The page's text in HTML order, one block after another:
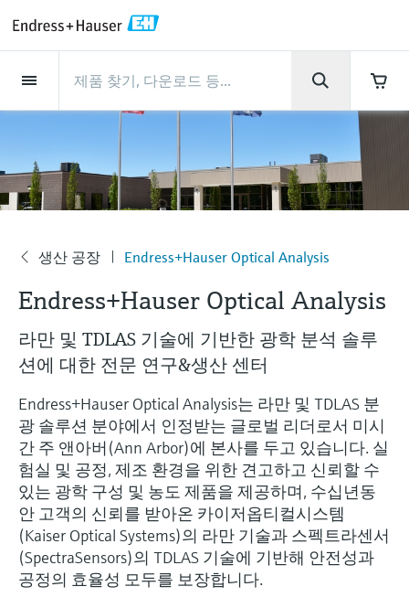
제품
Flow measurement
Level
액체 분석
온도 측정
Pressure
시스템 구성품
화학적 특성의 광학 분석
Netilion IIoT
소프트웨어
Flow measurement
전자 유량계
코리올리스 질량 유량계
초음파 유량계
볼텍스 유량계
열 질량식 유량계
Differential pressure flow
measurement
모두 쇼핑하기
Level
Radar level measurement
Vibronic point level detection
Guided radar level measurement
Ultrasonic level measurement
Capacitance level measurement
Hydrostatic level measurement
Conductive level measurement
Float switch level measurement
Radiometric level measurement
Paddle switch level measurement
액체 분석
pH sensors & transmitters
Conductivity sensors & transmitters
Turbidity sensors & transmitters
Chlorine sensors & transmitters
Oxygen sensors & transmitters
Laboratory instruments
자동 용수 샘플러
TOC, COD & SAC analyzers
ORP sensors & transmitters
Sludge level sensors & transmitters
온도 측정
Temperature transmitters
Industrial thermometers
써모웰
고온 온도계
위생 온도계
소형 온도계
온도 스위치
표면 온도계
케이블 프로브
멀티포인트 온도 센서
Pressure
Absolute and gauge pressure
measurement
정
모두 쇼핑하기
시스템 구성품
Data managers & data loggers
프로세스 디스플레이 및 컨트롤 유
게이트웨이 및 모뎀
장치 구성 태블릿
에너지 매니저 및 애플리케이션 매
니저
서지 피뢰기
모두 쇼핑하기
화학적 특성의 광학 분석
TDLAS 및 QF 분석기
Raman 분광 분석기
배출 모니터링 솔루션
입자 측정 계기
디지털 분석기 솔루션
프로세스 가스 분석기
공기질 측정 계기
연기 감지기
가시거리 측정 계기
높이 초과 감지기
Netilion IIoT
Netilion Value
Netilion Health
Netilion Analytics
Netilion Library
Netilion Inventory
Netilion Connect
Netilion Device Viewer
Netilion Water
서비스
프로젝트 및 시운전 서비스
서비스 지원 및 트레이닝
유지보수 서비스
성능 최적화 서비스
View all
프로젝트 및 시운전 서비스
계기의 시운전 서비스
산업 프로젝트 관리 서비스
워런티 연장
서비스 지원 및 트레이닝
스마트 서포트
원격 자산 모니터링
프로세스 계측 교육 과정
유지보수 서비스
검증 서비스
On-site calibration services
예방 유지보수 서비스
수리 서비스
성능 최적화 서비스
측정 성능 분석
검교정 주기 최적화
동적 설치 자산 분석
산업
식음료 산업
Water, Wastewater & Waste
Oil & Gas / Marine
Life Sciences
화학: 지속가능한 성공을 위한 파
트너십
Power & Energy
Mining, Minerals & Metals
유틸리티 - 스팀
모든 산업에 초점
지원
서비스 지원
고객 지원 - 모든 서비스를 한눈에 확인해보
세요!
각종 운영 매뉴얼과 브로셔, 소프트웨어 업데
자료를 다운로드 받으실 수 있습니다.
배우기
교육 자료
엔드레스하우저가 제공하는 교육 자료를 통
해 역량을 강화하세요
전시회 및 세미나
엔드레스하우저는 온/오프라인 세미나, 전시
회, 트레이닝 등 고객 여러분과의 원활한 소
통을 위해 다양한 채널을 제공합니다.
회사 소개
엔드레스하우저 소개
생산 공장
핵심 역량
고객 성공 사례
뉴스 & 스토리
전시회 및 세미나
커리어
엔드레스하우저 소개
그룹 소개
한국엔드레스하우저
2024년 경영성과
그룹 경영
연혁
기업 문화와 가치
지속 가능 경영
관계사
생산 공장
Endress+Hauser Level+Pressure
Endress+Hauser Flow
Endress+Hauser Liquid Analysis
Endress+Hauser
Endress+Hauser Digital Solutions
Endress+Hauser Optical Analysis
Endress+Hauser SICK
핵심 역량
공정 안전성
Cybersecurity
공정 자동화 프로젝트
My Endress+Hauser
전자 구매 시스템의 통합
뉴스 & 스토리
뉴스 & 스토리
모든 기사
보도자료
엔드레스하우저 스토리
미디어 라이브러리
프레스 이벤트
전시회 및 세미나
트레이닝
세미나
전시회
웨비나
서밋
네트워킹
이벤트 & 트레이닝 찾기
커리어
Explore open positions
채용 기회
More job opportunities
Job opportunities at Analytik Jena
Job opportunities with Innovative
Job opportunities at
Endress+Hauser SICK
사
소
개
생산 공장 Endress+Hauser Optical Analysis
Endress+Hauser Optical Analysis
라만 및 TDLAS 기술에 기반한 광학 분석 솔루
션에 대한 전문 연구&생산 센터
Endress+Hauser Optical Analysis는 라만 및 TDLAS 분
광 솔루션 분야에서 인정받는 글로벌 리더로서 미시
간 주 앤아버(Ann Arbor)에 본사를 두고 있습니다. 실
험실 및 공정, 제조 환경을 위한 견고하고 신뢰할 수
있는 광학 구성 및 농도 제품을 제공하며, 수십년동
안 고객의 신뢰를 받아온 카이저옵티컬시스템
(Kaiser Optical Systems)의 라만 기술과 스펙트라센서
(SpectraSensors)의 TDLAS 기술에 기반해 안전성과
공정의 효율성 모두를 보장합니다.